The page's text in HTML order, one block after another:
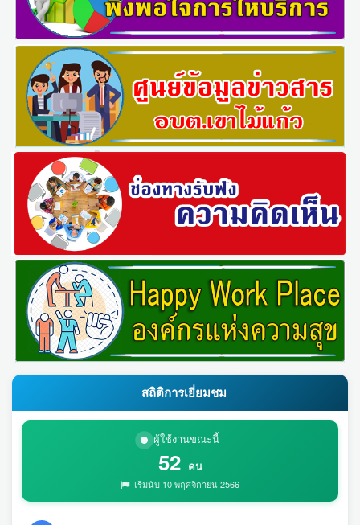
สถิติการเยี่ยมชม
ผู้ใช้งานขณะนี้
52 คน
เริ่มนับ 10 พฤศจิกายน 2566